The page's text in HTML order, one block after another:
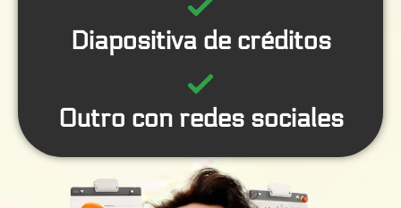
Diapositiva de créditos
Outro con redes sociales